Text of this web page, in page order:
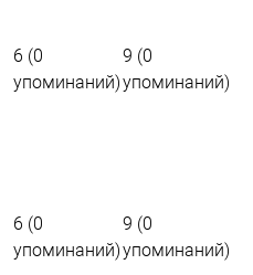
6 (0
упоминаний)
9 (0
упоминаний)
6 (0
упоминаний)
9 (0
упоминаний)